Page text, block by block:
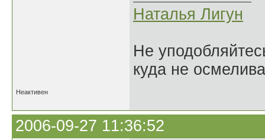
Наталья Лигун
Не
куда не
Неактивен
2006-09-27 11:36:52